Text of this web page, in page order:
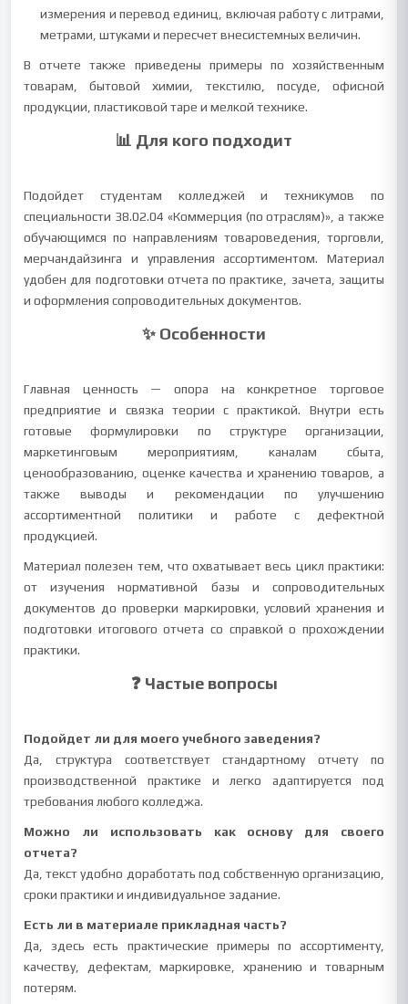
измерения и перевод единиц, включая работу с литрами,
метрами, штуками и пересчет внесистемных величин.
В отчете также приведены примеры по хозяйственным
товарам, бытовой химии, текстилю, посуде, офисной
продукции, пластиковой таре и мелкой технике.
📊 Для кого подходит
Подойдет студентам колледжей и техникумов по
специальности 38.02.04 «Коммерция (по отраслям)», а также
обучающимся по направлениям товароведения, торговли,
мерчандайзинга и управления ассортиментом. Материал
удобен для подготовки отчета по практике, зачета, защиты
и оформления сопроводительных документов.
✨ Особенности
Главная ценность — опора на конкретное торговое
предприятие и связка теории с практикой. Внутри есть
готовые формулировки по структуре организации,
маркетинговым мероприятиям, каналам сбыта,
ценообразованию, оценке качества и хранению товаров, а
также выводы и рекомендации по улучшению
ассортиментной политики и работе с дефектной
продукцией.
Материал полезен тем, что охватывает весь цикл практики:
от изучения нормативной базы и сопроводительных
документов до проверки маркировки, условий хранения и
подготовки итогового отчета со справкой о прохождении
практики.
❓ Частые вопросы
Подойдет ли для моего учебного заведения?
Да, структура соответствует стандартному отчету по
производственной практике и легко адаптируется под
требования любого колледжа.
Можно ли использовать как основу для своего
отчета?
Да, текст удобно доработать под собственную организацию,
сроки практики и индивидуальное задание.
Есть ли в материале прикладная часть?
Да, здесь есть практические примеры по ассортименту,
качеству, дефектам, маркировке, хранению и товарным
потерям.